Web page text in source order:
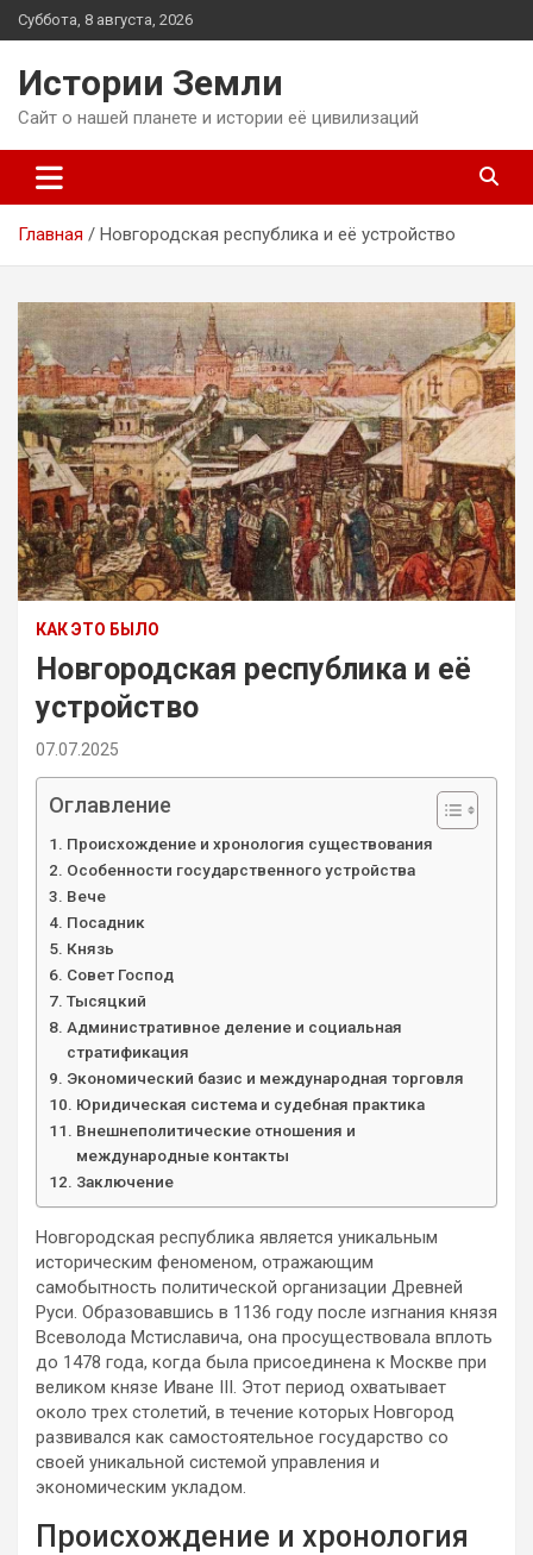
Перейти
к
Суббота, 8 августа, 2026
Истории Земли
Сайт о нашей планете и истории её цивилизаций
Главная Новгородская республика и её устройство
КАК ЭТО БЫЛО
Новгородская республика и её
устройство
07.07.2025
Оглавление
Происхождение и хронология существования
Особенности государственного устройства
Вече
Посадник
Князь
Совет Господ
Тысяцкий
Административное деление и социальная
стратификация
Экономический базис и международная торговля
Юридическая система и судебная практика
Внешнеполитические отношения и
международные контакты
Заключение
Новгородская республика является уникальным
историческим феноменом, отражающим
самобытность политической организации Древней
Руси. Образовавшись в 1136 году после изгнания князя
Всеволода Мстиславича, она просуществовала вплоть
до 1478 года, когда была присоединена к Москве при
великом князе Иване III. Этот период охватывает
около трех столетий, в течение которых Новгород
развивался как самостоятельное государство со
своей уникальной системой управления и
экономическим укладом.
Происхождение и хронология